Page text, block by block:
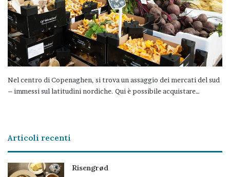
Nel centro di Copenaghen, si trova un assaggio dei mercati del sud
– immessi sul latitudini nordiche. Qui è possibile acquistare…
Articoli recenti
Risengrød